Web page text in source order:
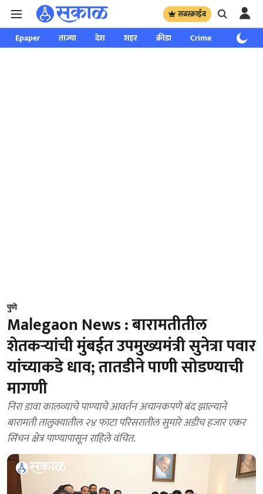
सबस्क्राईब
Epaper ताज्या देश शहर क्रीडा Crime साप्ताहिक
पुणे
Malegaon News : बारामतीतील
शेतकऱ्यांची मुंबईत उपमुख्यमंत्री सुनेत्रा पवार
यांच्याकडे धाव; तातडीने पाणी सोडण्याची
मागणी
निरा डावा कालव्याचे पाण्याचे आवर्तन अचानकपणे बंद झाल्याने
बारामती तालुक्यातील २४ फाटा परिसरातील सुमारे अडीच हजार एकर
सिंचन क्षेत्र पाण्यापासून राहिले वंचित.